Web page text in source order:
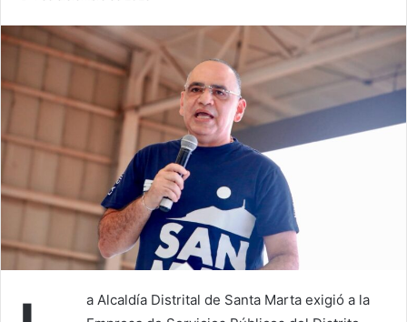
a Alcaldía Distrital de Santa Marta exigió a la